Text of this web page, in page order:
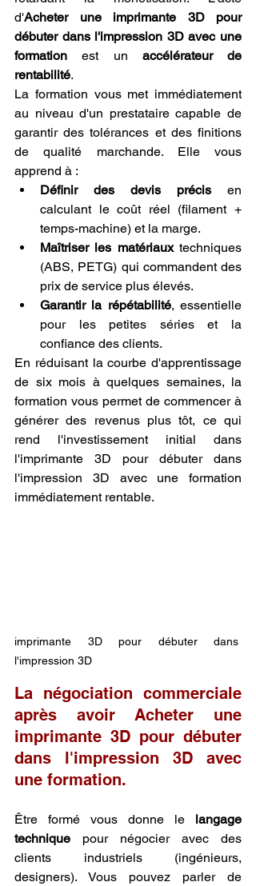
d'Acheter une imprimante 3D pour
débuter dans l'impression 3D avec une
formation est un accélérateur de
rentabilité.
La formation vous met immédiatement
au niveau d'un prestataire capable de
garantir des tolérances et des finitions
de qualité marchande. Elle vous
apprend à :
Définir des devis précis en
calculant le coût réel (filament +
temps-machine) et la marge.
Maîtriser les matériaux techniques
(ABS, PETG) qui commandent des
prix de service plus élevés.
Garantir la répétabilité, essentielle
pour les petites séries et la
confiance des clients.
En réduisant la courbe d'apprentissage
de six mois à quelques semaines, la
formation vous permet de commencer à
générer des revenus plus tôt, ce qui
rend l'investissement initial dans
l'imprimante 3D pour débuter dans
l'impression 3D avec une formation
immédiatement rentable.
imprimante 3D pour débuter dans
l'impression 3D
La négociation commerciale
après avoir Acheter une
imprimante 3D pour débuter
dans l'impression 3D avec
une formation.
Être formé vous donne le langage
technique pour négocier avec des
clients industriels (ingénieurs,
designers). Vous pouvez parler de